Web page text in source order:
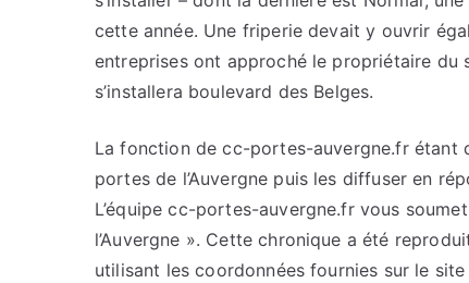
cette année. Une friperie devait y ouvrir
entreprises ont approché le propriétaire du
s’installera boulevard des Belges.
La fonction de cc-portes-auvergne.fr étant
portes de l’Auvergne puis les diffuser en
L’équipe cc-portes-auvergne.fr vous
l’Auvergne ». Cette chronique a été
utilisant les coordonnées fournies sur le